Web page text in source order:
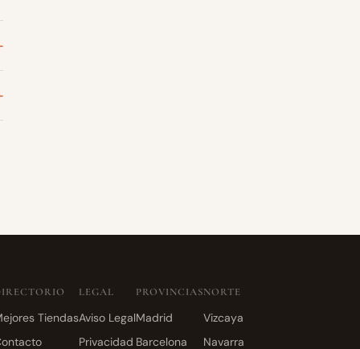
Tiendas
LEGAL
Aviso Legal
Privacidad
PROVINCIAS
Madrid
Barcelona
NORTE
Vizcaya
Navarra